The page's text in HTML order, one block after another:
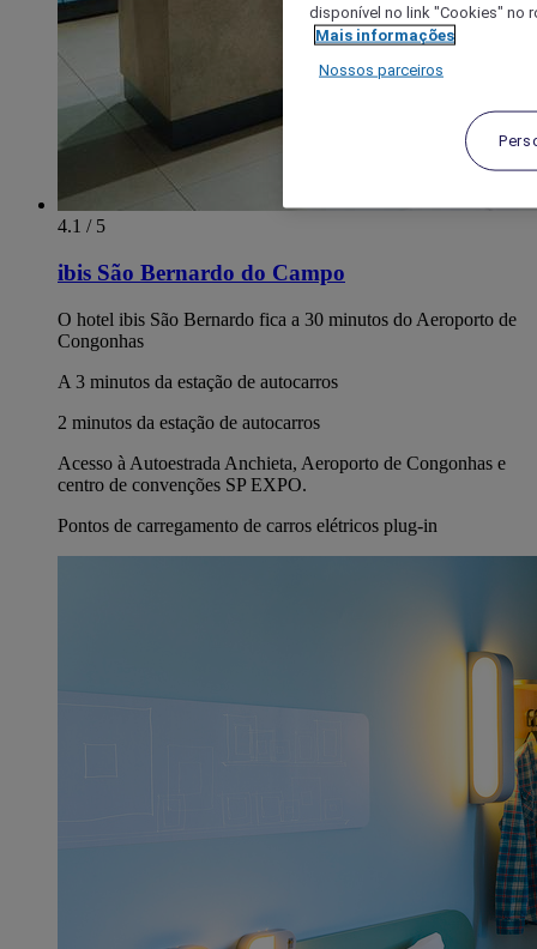
4.1 / 5
ibis São Bernardo do Campo
O hotel ibis São Bernardo fica a 30 minutos do Aeroporto de
Congonhas
A 3 minutos da estação de autocarros
2 minutos da estação de autocarros
Acesso à Autoestrada Anchieta, Aeroporto de Congonhas e
centro de convenções SP EXPO.
Pontos de carregamento de carros elétricos plug-in
disponível no link "Cookies" no
Mais informações
Nossos parceiros